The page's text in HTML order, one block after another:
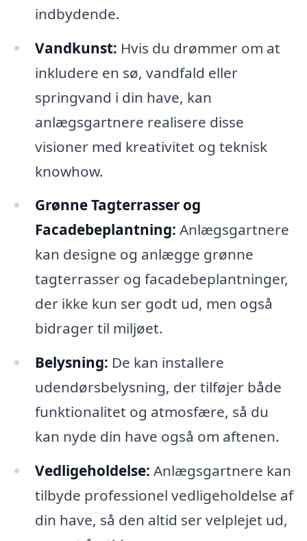
indbydende.
Vandkunst: Hvis du drømmer om at
inkludere en sø, vandfald eller
springvand i din have, kan
anlægsgartnere realisere disse
visioner med kreativitet og teknisk
knowhow.
Grønne Tagterrasser og
Facadebeplantning: Anlægsgartnere
kan designe og anlægge grønne
tagterrasser og facadebeplantninger,
der ikke kun ser godt ud, men også
bidrager til miljøet.
Belysning: De kan installere
udendørsbelysning, der tilføjer både
funktionalitet og atmosfære, så du
kan nyde din have også om aftenen.
Vedligeholdelse: Anlægsgartnere kan
tilbyde professionel vedligeholdelse af
din have, så den altid ser velplejet ud,